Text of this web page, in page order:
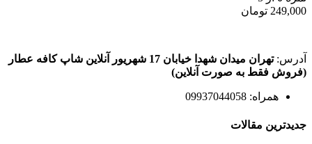
249,000 تومان
آدرس:تهران میدان شهدا خیابان 17 شهریور آنلاین شاپ کافه عطار
(فروش فقط به صورت آنلاین)
همراه: 09937044058
جدیدترین مقالات